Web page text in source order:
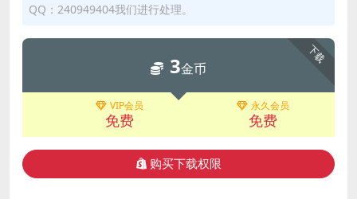
QQ：240949404我们进行处理。
下载
3金币
VIP会员
免费
永久会员
免费
购买下载权限